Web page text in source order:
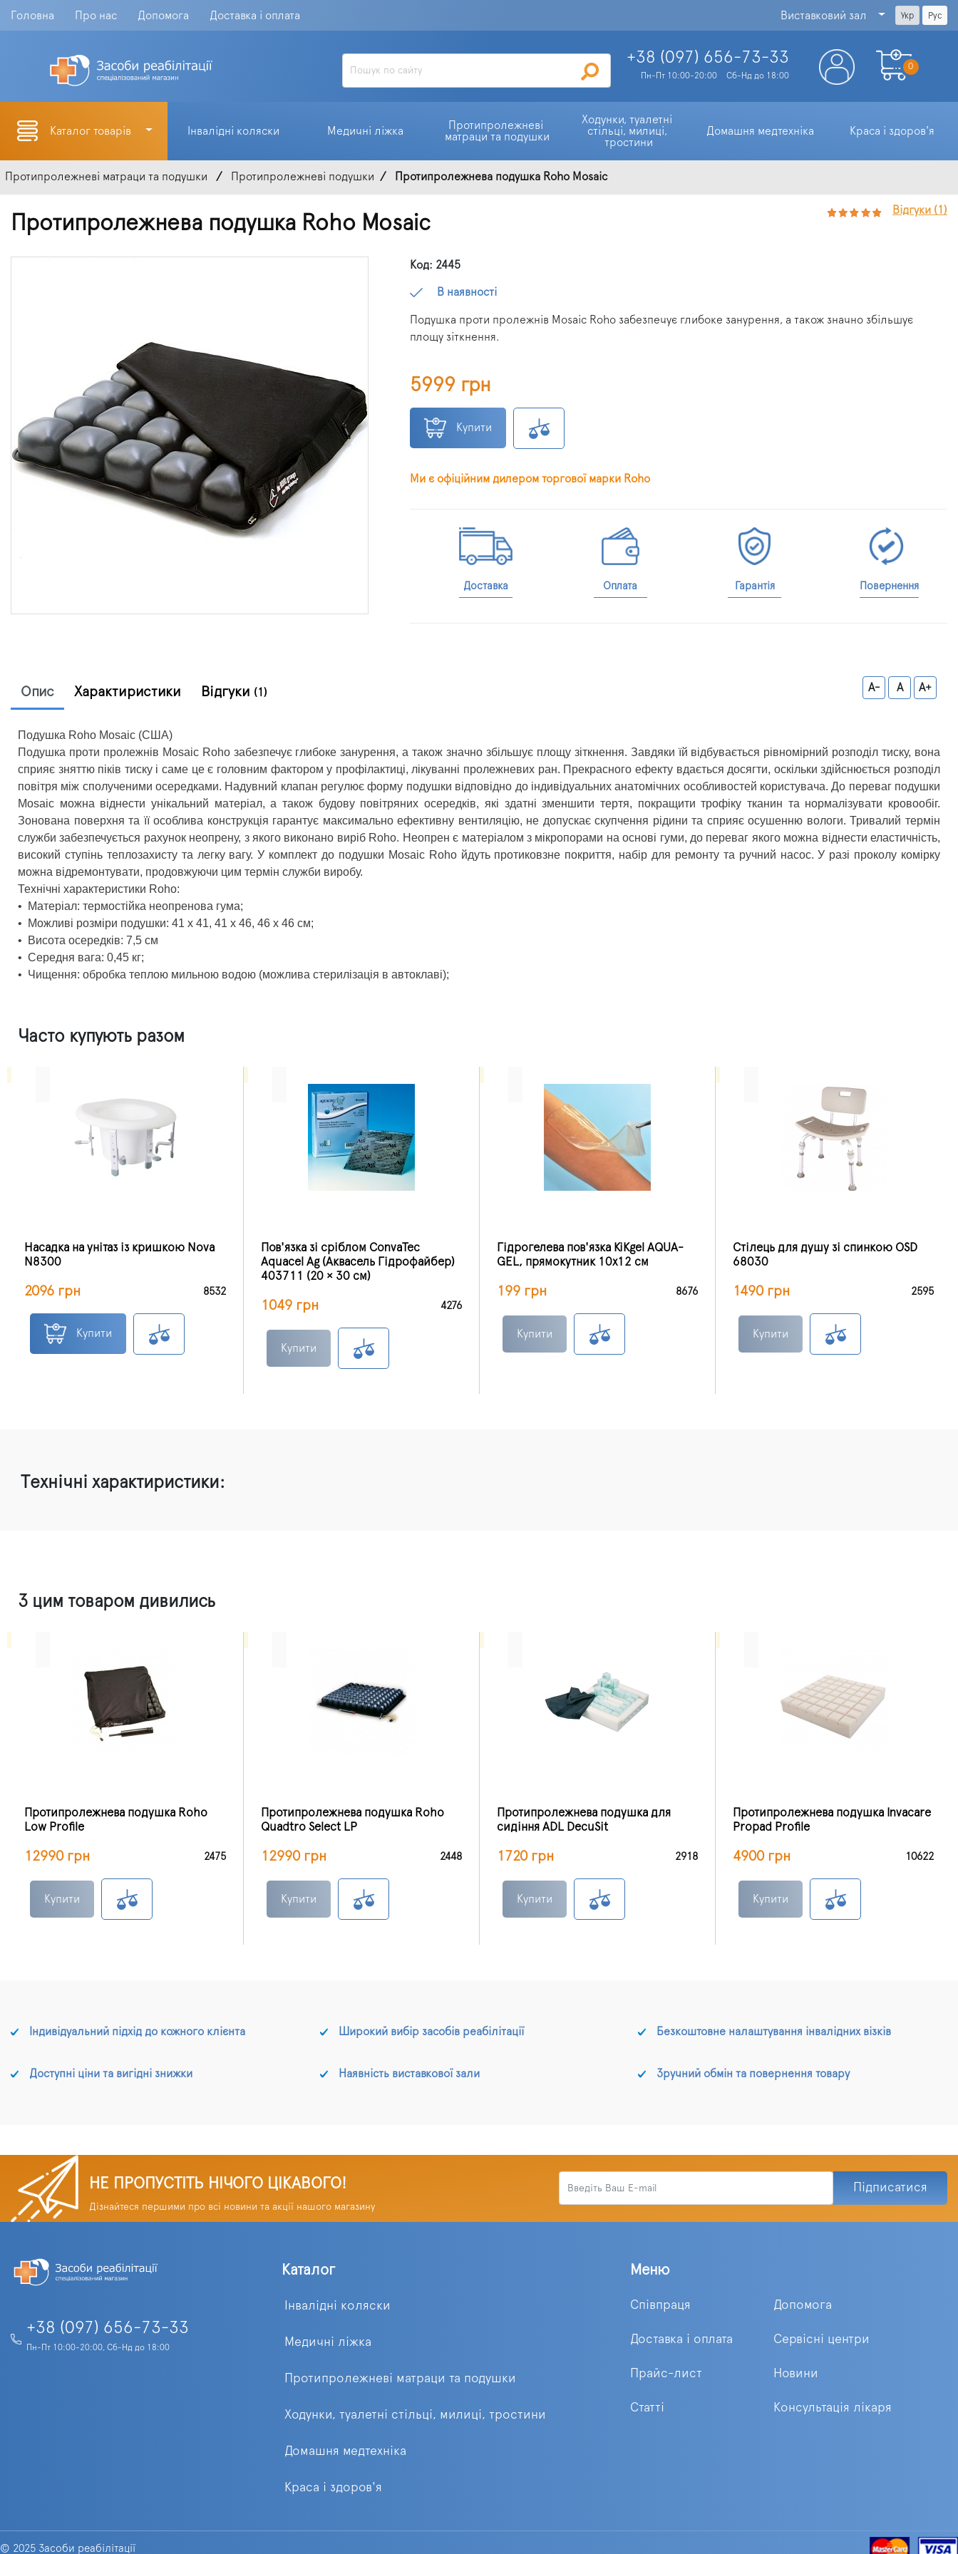
Головна Про нас Допомога Доставка і оплата Виставковий зал Укр Рус
+38 (097) 656-73-33
Пн-Пт 10:00-20:00 Сб-Нд до 18:00
0
Каталог товарів Інвалідні коляски Медичні ліжка
Протипролежневі
матраци та подушки
Ходунки, туалетні
стільці, милиці,
тростини
Домашня медтехніка Краса і здоров'я
Протипролежневі матраци та подушки Протипролежневі подушки Протипролежнева подушка Roho Mosaic
Протипролежнева подушка Roho Mosaic
Відгуки (1)
Код: 2445
В наявності
Подушка проти пролежнів Mosaic Roho забезпечує глибоке занурення, а також значно збільшує
площу зіткнення.
5999 грн
Купити
Ми є офіційним дилером торгової марки Roho
Доставка Оплата Гарантія Повернення
Опис Характиристики Відгуки (1) A- A A+
Подушка Roho Mosaic (США)
Подушка проти пролежнів Mosaic Roho забезпечує глибоке занурення, а також значно збільшує площу зіткнення. Завдяки їй відбувається рівномірний розподіл тиску, вона
сприяє зняттю піків тиску і саме це є головним фактором у профілактиці, лікуванні пролежневих ран. Прекрасного ефекту вдається досягти, оскільки здійснюється розподіл
повітря між сполученими осередками. Надувний клапан регулює форму подушки відповідно до індивідуальних анатомічних особливостей користувача. До переваг подушки
Mosaic можна віднести унікальний матеріал, а також будову повітряних осередків, які здатні зменшити тертя, покращити трофіку тканин та нормалізувати кровообіг.
Зонована поверхня та її особлива конструкція гарантує максимально ефективну вентиляцію, не допускає скупчення рідини та сприяє осушенню вологи. Тривалий термін
служби забезпечується рахунок неопрену, з якого виконано виріб Roho. Неопрен є матеріалом з мікропорами на основі гуми, до переваг якого можна віднести еластичність,
високий ступінь теплозахисту та легку вагу. У комплект до подушки Mosaic Roho йдуть протиковзне покриття, набір для ремонту та ручний насос. У разі проколу комірку
можна відремонтувати, продовжуючи цим термін служби виробу.
Технічні характеристики Roho:
•
Матеріал: термостійка неопренова гума;
•
Можливі розміри подушки: 41 х 41, 41 х 46, 46 х 46 см;
•
Висота осередків: 7,5 см
• Середня вага: 0,45 кг;
• Чищення: обробка теплою мильною водою (можлива стерилізація в автоклаві);
Часто купують разом
Насадка на унітаз із кришкою Nova
N8300
2096 грн 8532
Купити
Пов'язка зі сріблом ConvaTec
Aquacel Ag (Аквасель Гідрофайбер)
403711 (20 × 30 см)
1049 грн 4276
Купити
Гідрогелева пов'язка KiKgel AQUA-
GEL, прямокутник 10х12 см
199 грн 8676
Купити
Стілець для душу зі спинкою OSD
68030
1490 грн 2595
Купити
Технічні характиристики:
З цим товаром дивились
Протипролежнева подушка Roho
Low Profile
12990 грн 2475
Купити
Протипролежнева подушка Roho
Quadtro Select LP
12990 грн 2448
Купити
Протипролежнева подушка для
сидіння ADL DecuSit
1720 грн 2918
Купити
Протипролежнева подушка Invacare
Propad Profile
4900 грн 10622
Купити
Індивідуальний підхід до кожного клієнта Широкий вибір засобів реабілітації
Доступні ціни та вигідні знижки Наявність виставкової зали
Безкоштовне налаштування інвалідних візків
Зручний обмін та повернення товару
НЕ ПРОПУСТІТЬ НІЧОГО ЦІКАВОГО!
Дізнайтеся першими про всі новини та акції нашого магазину
Підписатися
+38 (097) 656-73-33
Пн-Пт 10:00-20:00, Сб-Нд до 18:00
Каталог
Інвалідні коляски
Медичні ліжка
Протипролежневі матраци та подушки
Ходунки, туалетні стільці, милиці, тростини
Домашня медтехніка
Краса і здоров'я
Меню
Співпраця Допомога
Доставка і оплата Сервісні центри
Прайс-лист Новини
Статті Консультація лікаря
© 2025 Засоби реабілітації